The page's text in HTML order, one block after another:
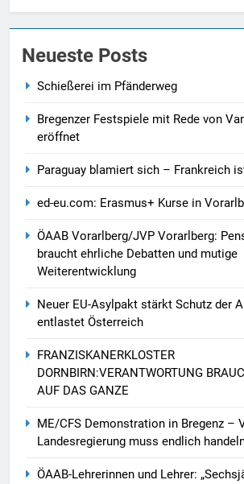
Neueste Posts
Schießerei im Pfänderweg
Bregenzer Festspiele mit Rede von
eröffnet
Paraguay blamiert sich – Frankreich
ed-eu.com: Erasmus+ Kurse in
ÖAAB Vorarlberg/JVP Vorarlberg:
braucht ehrliche Debatten und mutige
Weiterentwicklung
Neuer EU-Asylpakt stärkt Schutz der
entlastet Österreich
FRANZISKANERKLOSTER
DORNBIRN:VERANTWORTUNG
AUF DAS GANZE
ME/CFS Demonstration in Bregenz –
Landesregierung muss endlich
ÖAAB-Lehrerinnen und Lehrer: